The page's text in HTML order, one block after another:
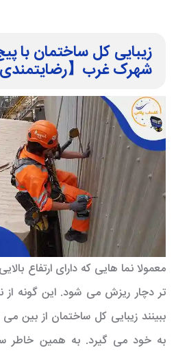
زیبایی کل ساختمان با
شهرک غرب【رضایتمندی
معمولا نما هایی که دارای ارتفاع
تر دچار ریزش می شود. این گونه از
ببینند زیبایی کل ساختمان از بین
به خود می گیرد. به همین خاطر